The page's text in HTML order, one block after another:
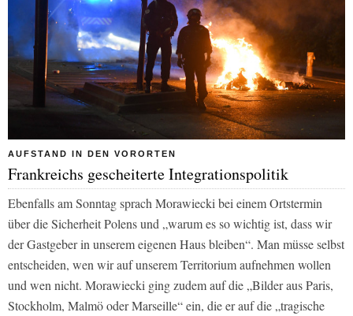
AUFSTAND IN DEN VORORTEN
Frankreichs gescheiterte Integrationspolitik
Ebenfalls am Sonntag sprach Morawiecki bei einem Ortstermin
über die Sicherheit Polens und „warum es so wichtig ist, dass wir
der Gastgeber in unserem eigenen Haus bleiben“. Man müsse selbst
entscheiden, wen wir auf unserem Territorium aufnehmen wollen
und wen nicht. Morawiecki ging zudem auf die „Bilder aus Paris,
Stockholm, Malmö oder Marseille“ ein, die er auf die „tragische